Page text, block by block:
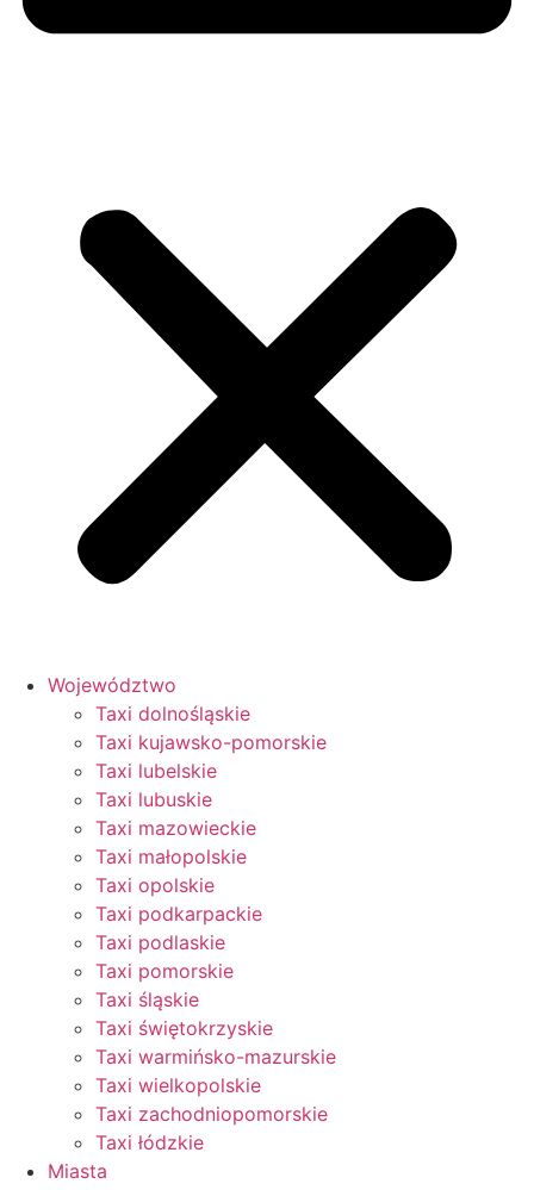
Województwo
Taxi dolnośląskie
Taxi kujawsko-pomorskie
Taxi lubelskie
Taxi lubuskie
Taxi mazowieckie
Taxi małopolskie
Taxi opolskie
Taxi podkarpackie
Taxi podlaskie
Taxi pomorskie
Taxi śląskie
Taxi świętokrzyskie
Taxi warmińsko-mazurskie
Taxi wielkopolskie
Taxi zachodniopomorskie
Taxi łódzkie
Miasta